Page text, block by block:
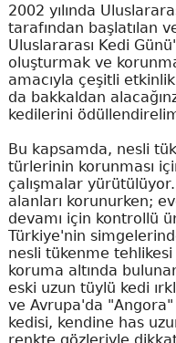
2002 yılında
tarafından başlatılan
Uluslararası Kedi
oluşturmak ve
amacıyla çeşitli
da bakkaldan
kedilerini
Bu kapsamda, nesli
türlerinin korunması
çalışmalar
alanları korunurken;
devamı için kontrollü
Türkiye'nin
nesli tükenme tehlikesi
koruma altında
eski uzun tüylü kedi
ve Avrupa'da
kedisi, kendine has
renkte gözleriyle